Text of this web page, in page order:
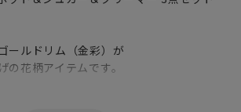
ールドリム（金彩）が
の花柄アイテムです。